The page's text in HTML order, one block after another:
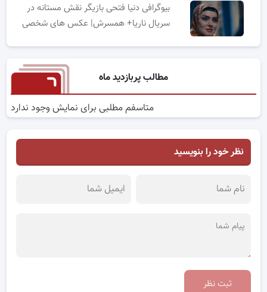
بیوگرافی دنیا فتحی بازیگر نقش مستانه در
سریال ناریا+ همسرش| عکس های شخصی
مطالب پربازدید ماه
متاسفم مطلبی برای نمایش وجود ندارد
نظر خود را بنویسید
ثبت نظر